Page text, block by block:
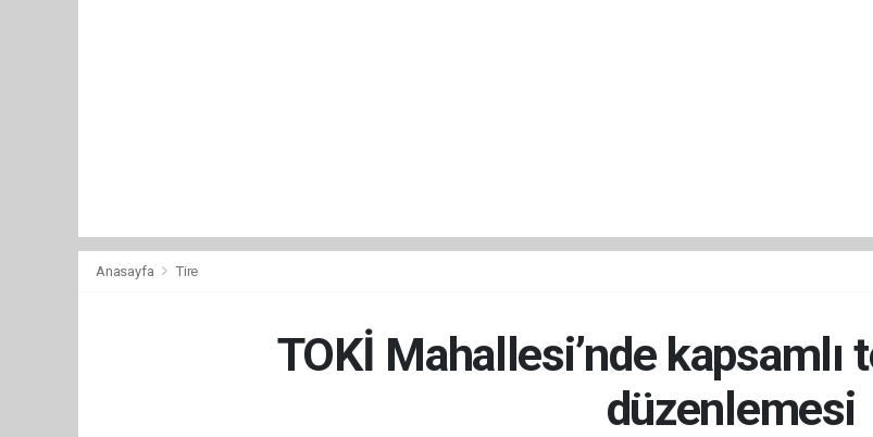
Anasayfa Tire
TOKİ Mahallesi’nde
düzenlemesi